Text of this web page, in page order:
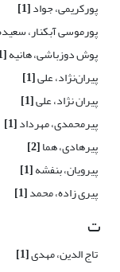
پورکریمی، جواد[1]
پورموسی آبکنار،
پوش دوزباشی، هانیه[1]
پیران‌نژاد، علی[1]
پیران نژاد، علی[1]
پیرمحمدی، مهرداد[1]
پیرهادی، هما[2]
پیرویان، بنفشه[1]
پیری زاده، محمد[1]
ت
تاج الدین، مهدی[1]